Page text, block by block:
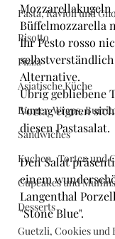
Pasta, Ravioli und
Risotto
Pizza
Asiatische Küche
Burger, Wraps,
Sandwiches
Kuchen , Torten und
Cupcakes und Muffins
Desserts
Guetzli, Cookies und
Mozzarellakugeln
Büffelmozzarella
Ihr Pesto rosso
selbstverständlich
Alternative.
Übrig gebliebene
Vortag eignen
diesen Pastasalat.
Den Salat
einem
Langenthal
"Stone Blue".